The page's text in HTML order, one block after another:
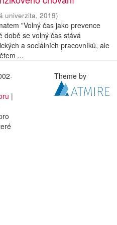
univerzita, 2019)
"Volný čas jako prevence
době se volný čas stává
a sociálních pracovníků, ale
...
|
Theme by